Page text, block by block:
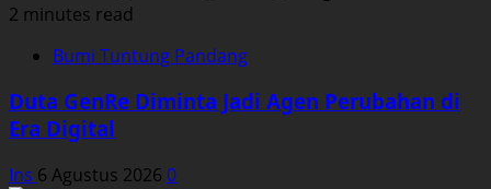
2 minutes read
Bumi Tuntung Pandang
Duta GenRe Diminta Jadi Agen Perubahan di
Era Digital
Ins 6 Agustus 2026 0